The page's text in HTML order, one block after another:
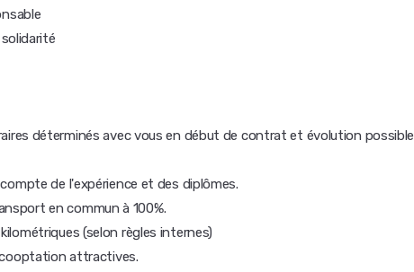
déterminés avec vous en début de contrat et évolution possible
de l'expérience et des diplômes.
en commun à 100%.
(selon règles internes)
attractives.